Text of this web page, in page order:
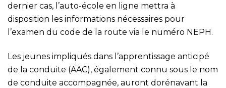
dernier cas, l’auto-école en ligne mettra à
disposition les informations nécessaires pour
l’examen du code de la route via le numéro NEPH.
Les jeunes impliqués dans l’apprentissage anticipé
de la conduite (AAC), également connu sous le nom
de conduite accompagnée, auront dorénavant la